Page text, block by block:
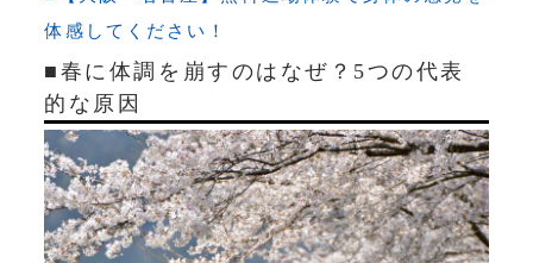
体感してください！
■春に体調を崩すのはなぜ？5つの代表
的な原因